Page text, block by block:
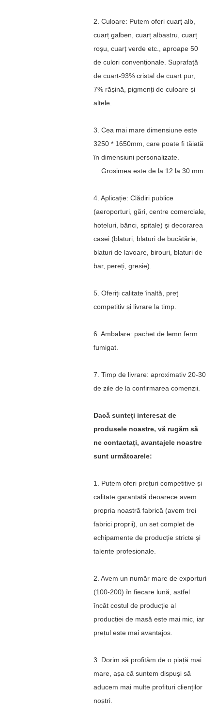
2. Culoare: Putem oferi cuarț alb,
cuarț galben, cuarț albastru, cuarț
roșu, cuarț verde etc., aproape 50
de culori convenționale. Suprafață
de cuarț-93% cristal de cuarț pur,
7% rășină, pigmenți de culoare și
altele.
3. Cea mai mare dimensiune este
3250 * 1650mm, care poate fi tăiată
în dimensiuni personalizate.
Grosimea este de la 12 la 30 mm.
4. Aplicație: Clădiri publice
(aeroporturi, gări, centre comerciale,
hoteluri, bănci, spitale) și decorarea
casei (blaturi, blaturi de bucătărie,
blaturi de lavoare, birouri, blaturi de
bar, pereți, gresie).
5. Oferiți calitate înaltă, preț
competitiv și livrare la timp.
6. Ambalare: pachet de lemn ferm
fumigat.
7. Timp de livrare: aproximativ 20-30
de zile de la confirmarea comenzii.
Dacă sunteți interesat de
produsele noastre, vă rugăm să
ne contactați, avantajele noastre
sunt următoarele:
1. Putem oferi prețuri competitive și
calitate garantată deoarece avem
propria noastră fabrică (avem trei
fabrici proprii), un set complet de
echipamente de producție stricte și
talente profesionale.
2. Avem un număr mare de exporturi
(100-200) în fiecare lună, astfel
încât costul de producție al
producției de masă este mai mic, iar
prețul este mai avantajos.
3. Dorim să profităm de o piață mai
mare, așa că suntem dispuși să
aducem mai multe profituri clienților
noștri.